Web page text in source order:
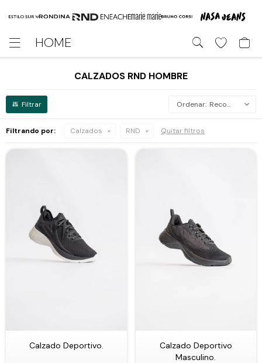
HOME

CALZADOS RND HOMBRE
Recomendados
Filtrando por: Calzados RND Quitar filtros
Calzado Deportivo.
Calzado Deportivo
Masculino.